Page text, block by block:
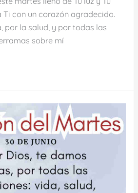
Ti con un corazón agradecido.
por la salud, y por todas las
sobre mí